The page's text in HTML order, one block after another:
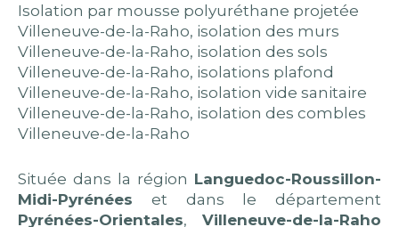
Isolation par mousse polyuréthane projetée
Villeneuve-de-la-Raho, isolation des murs
Villeneuve-de-la-Raho, isolation des sols
Villeneuve-de-la-Raho, isolations plafond
Villeneuve-de-la-Raho, isolation vide sanitaire
Villeneuve-de-la-Raho, isolation des combles
Villeneuve-de-la-Raho
Située dans la région Languedoc-Roussillon-
Midi-Pyrénées et dans le département
Pyrénées-Orientales, Villeneuve-de-la-Raho